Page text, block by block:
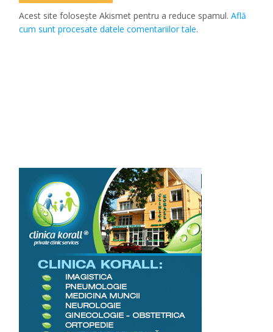
Acest site folosește Akismet pentru a reduce spamul.Află
cum sunt procesate datele comentariilor tale.